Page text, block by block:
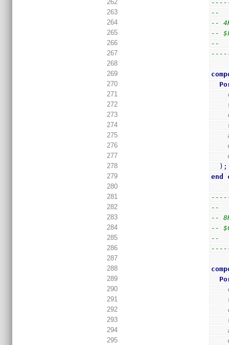
262
263
--
264
--
265
--
266
--
267
268
269
270
271
272
273
274
275
276
277
278
) ;
279
end
280
281
282
--
283
--
284
--
285
--
286
287
288
289
290
291
292
293
294
295